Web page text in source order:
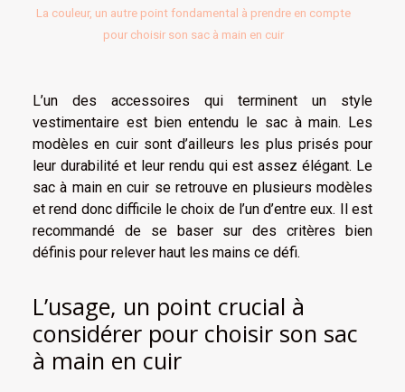
La couleur, un autre point fondamental à prendre en compte
pour choisir son sac à main en cuir
L’un des accessoires qui terminent un style
vestimentaire est bien entendu le sac à main. Les
modèles en cuir sont d’ailleurs les plus prisés pour
leur durabilité et leur rendu qui est assez élégant. Le
sac à main en cuir se retrouve en plusieurs modèles
et rend donc difficile le choix de l’un d’entre eux. Il est
recommandé de se baser sur des critères bien
définis pour relever haut les mains ce défi.
L’usage, un point crucial à
considérer pour choisir son sac
à main en cuir